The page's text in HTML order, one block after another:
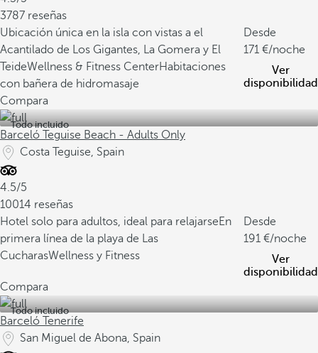
3787 reseñas
Ubicación única en la isla con vistas a el
Acantilado de Los Gigantes, La Gomera y El
TeideWellness & Fitness CenterHabitaciones
con bañera de hidromasaje
Desde
171
/noche
Ver
disponibilidad
Compara
Todo incluido
Barceló Teguise Beach - Adults Only
Costa Teguise, Spain
4.5/5
10014 reseñas
Hotel solo para adultos, ideal para relajarseEn
primera línea de la playa de Las
CucharasWellness y Fitness
Desde
191
/noche
Ver
disponibilidad
Compara
Todo incluido
Barceló Tenerife
San Miguel de Abona, Spain